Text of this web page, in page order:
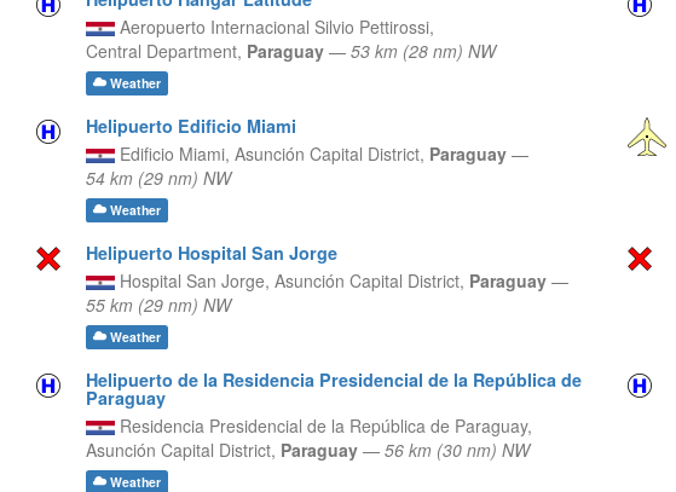
Aeropuerto Internacional Silvio Pettirossi,
Central Department, Paraguay — 53 km (28 nm) NW
Weather
Helipuerto Edificio Miami
Edificio Miami, Asunción Capital District, Paraguay —
54 km (29 nm) NW
Weather
Helipuerto Hospital San Jorge
Hospital San Jorge, Asunción Capital District, Paraguay —
55 km (29 nm) NW
Weather
Helipuerto de la Residencia Presidencial de la República de
Paraguay
Residencia Presidencial de la República de Paraguay,
Asunción Capital District, Paraguay — 56 km (30 nm) NW
Weather